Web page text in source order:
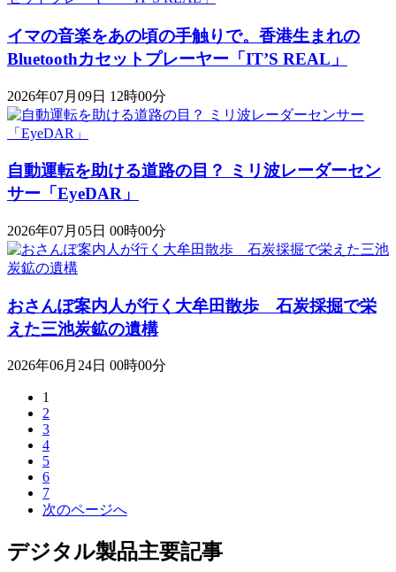
イマの音楽をあの頃の手触りで。香港生まれの
Bluetoothカセットプレーヤー「IT’S REAL」
2026年07月09日 12時00分
自動運転を助ける道路の目？ ミリ波レーダーセン
サー「EyeDAR」
2026年07月05日 00時00分
おさんぽ案内人が行く大牟田散歩 石炭採掘で栄
えた三池炭鉱の遺構
2026年06月24日 00時00分
1
2
3
4
5
6
7
次のページへ
デジタル製品主要記事